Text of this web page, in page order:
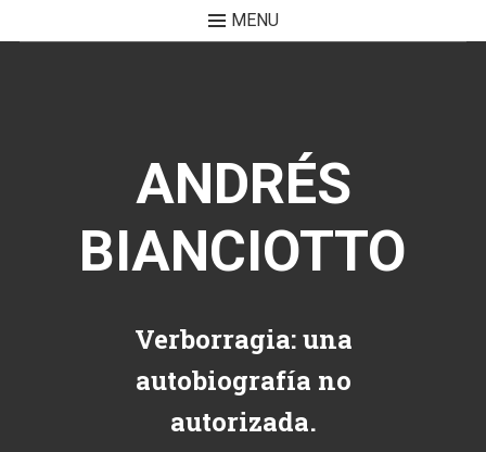
MENU
ANDRÉS
BIANCIOTTO
Verborragia: una
autobiografía no
autorizada.